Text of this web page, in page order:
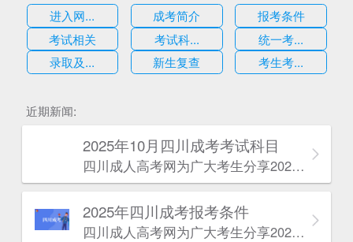
进入网...
成考简介
报考条件
考试相关
考试科...
统一考...
录取及...
新生复查 考生考...
近期新闻:
2025年10月四川成考考试科目
四川成人高考网​为广大考生分享2025年10月四川成考考试科目。为广大在职人员和社会人士提供学历提升的机会。更多四川成考考试信息，欢迎在线访问四川成人高考网。
2025年‌‌‌‌四川成考报考条件
四川成人高考网​为广大考生分享2025年‌‌‌‌四川成考报考条件。为广大在职人员和社会人士提供学历提升的机会。更多四川成考考试信息，欢迎在线访问四川成人高考网。